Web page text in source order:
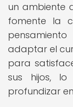
un ambiente
fomente la
adaptar el
para
sus hijos,
profundizar